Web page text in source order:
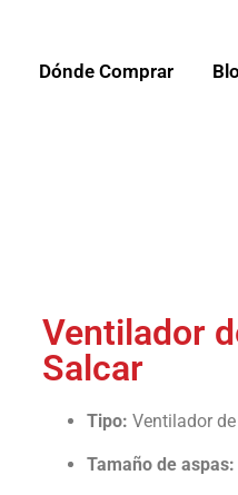
Dónde Comprar
Ventilador
Salcar
Tipo: Ventilador
Tamaño de aspas: